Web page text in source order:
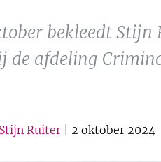
bekleedt Stijn
de afdeling
Ruiter | 2 oktober 2024